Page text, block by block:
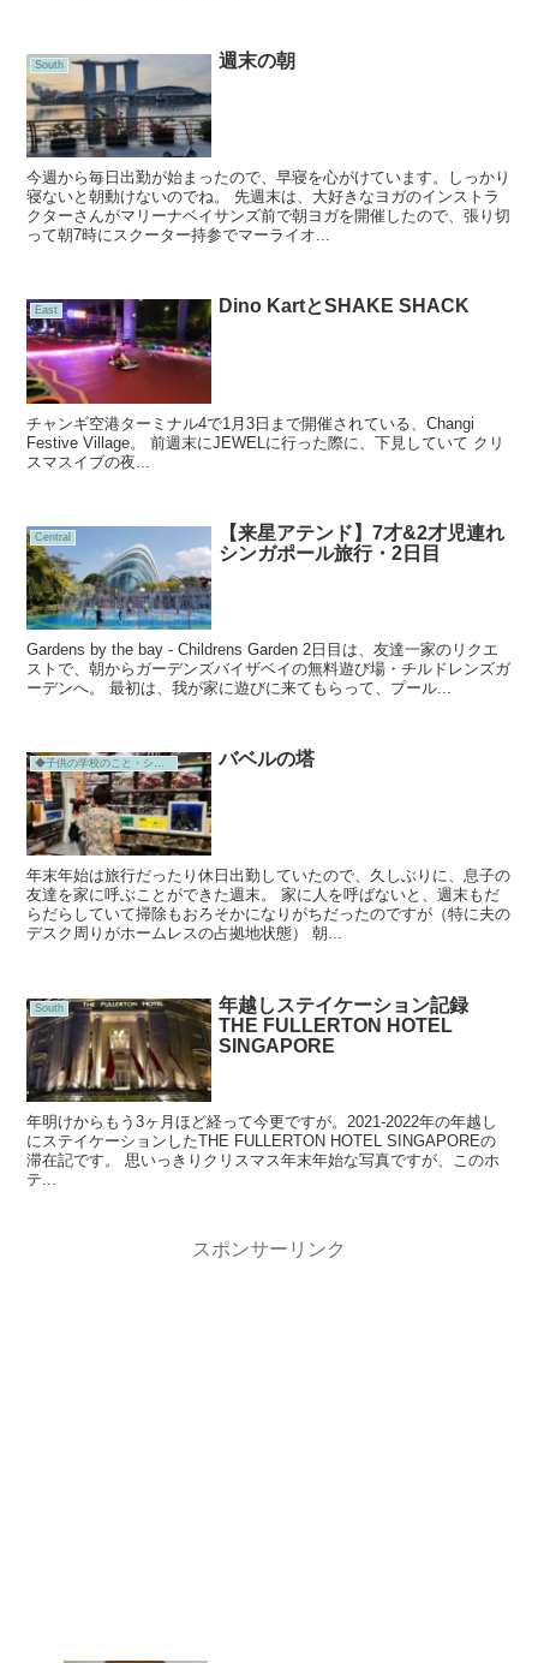
South 週末の朝
今週から毎日出勤が始まったので、早寝を心がけています。しっかり
寝ないと朝動けないのでね。 先週末は、大好きなヨガのインストラ
クターさんがマリーナベイサンズ前で朝ヨガを開催したので、張り切
って朝7時にスクーター持参でマーライオ...
East Dino KartとSHAKE SHACK
チャンギ空港ターミナル4で1月3日まで開催されている、Changi
Festive Village。 前週末にJEWELに行った際に、下見していて クリ
スマスイブの夜...
Central
【来星アテンド】7才&2才児連れ
シンガポール旅行・2日目
Gardens by the bay - Childrens Garden 2日目は、友達一家のリクエ
ストで、朝からガーデンズバイザベイの無料遊び場・チルドレンズガ
ーデンへ。 最初は、我が家に遊びに来てもらって、プール...
バベルの塔
年末年始は旅行だったり休日出勤していたので、久しぶりに、息子の
友達を家に呼ぶことができた週末。 家に人を呼ばないと、週末もだ
らだらしていて掃除もおろそかになりがちだったのですが（特に夫の
デスク周りがホームレスの占拠地状態） 朝...
South
年越しステイケーション記録
THE FULLERTON HOTEL
SINGAPORE
年明けからもう3ヶ月ほど経って今更ですが。2021-2022年の年越し
にステイケーションしたTHE FULLERTON HOTEL SINGAPOREの
滞在記です。 思いっきりクリスマス年末年始な写真ですが、このホ
テ...
スポンサーリンク